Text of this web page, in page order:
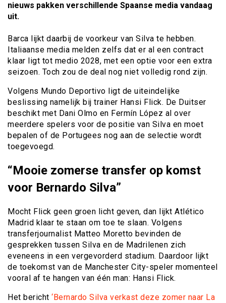
nieuws pakken verschillende Spaanse media vandaag
uit.
Barca lijkt daarbij de voorkeur van Silva te hebben.
Italiaanse media melden zelfs dat er al een contract
klaar ligt tot medio 2028, met een optie voor een extra
seizoen. Toch zou de deal nog niet volledig rond zijn.
Volgens Mundo Deportivo ligt de uiteindelijke
beslissing namelijk bij trainer Hansi Flick. De Duitser
beschikt met Dani Olmo en Fermín López al over
meerdere spelers voor de positie van Silva en moet
bepalen of de Portugees nog aan de selectie wordt
toegevoegd.
“Mooie zomerse transfer op komst
voor Bernardo Silva”
Mocht Flick geen groen licht geven, dan lijkt Atlético
Madrid klaar te staan om toe te slaan. Volgens
transferjournalist Matteo Moretto bevinden de
gesprekken tussen Silva en de Madrilenen zich
eveneens in een vergevorderd stadium. Daardoor lijkt
de toekomst van de Manchester City-speler momenteel
vooral af te hangen van één man: Hansi Flick.
Het bericht ‘Bernardo Silva verkast deze zomer naar La